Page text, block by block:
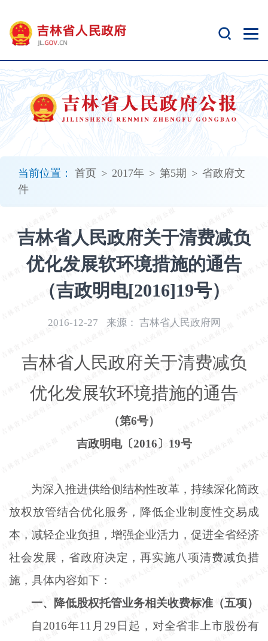
当前位置： 首页 > 2017年 > 第5期 > 省政府文
件
吉林省人民政府关于清费减负
优化发展软环境措施的通告
（吉政明电[2016]19号）
2016-12-27 来源： 吉林省人民政府网
吉林省人民政府关于清费减负
优化发展软环境措施的通告
（第6号）
吉政明电〔2016〕19号
为深入推进供给侧结构性改革，持续深化简政
放权放管结合优化服务，降低企业制度性交易成
本，减轻企业负担，增强企业活力，促进全省经济
社会发展，省政府决定，再实施八项清费减负措
施，具体内容如下：
一、降低股权托管业务相关收费标准（五项）
自 2016年11月29日起，对全省非上市股份有
开
无
障
碍
说
明
加